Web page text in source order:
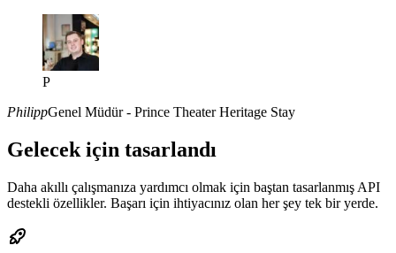
P
PhilippGenel Müdür - Prince Theater Heritage Stay
Gelecek için tasarlandı
Daha akıllı çalışmanıza yardımcı olmak için baştan tasarlanmış API
destekli özellikler. Başarı için ihtiyacınız olan her şey tek bir yerde.